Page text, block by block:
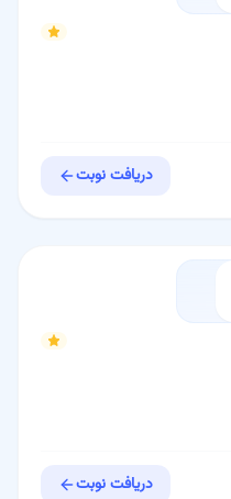
دریافت نوبت
دریافت نوبت